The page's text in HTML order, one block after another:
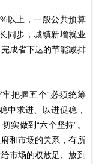
上，一般公共预算
同步，城镇新增就业
成省下达的节能减排
把握五个“必须统筹
中求进、以进促稳，
实做到“六个坚持”。
和市场的关系，有所
市场的权放足、放到